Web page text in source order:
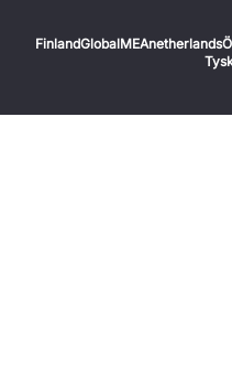
FinlandGlobalMEAnetherlands